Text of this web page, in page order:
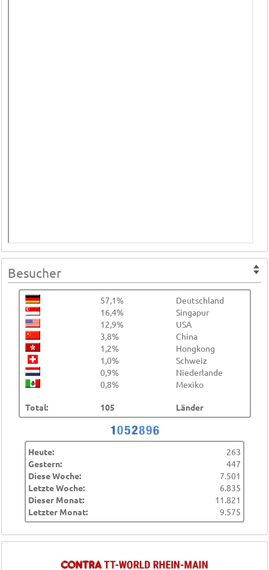
Besucher
57,1%
Deutschland
16,4%
Singapur
12,9%
USA
3,8%
China
1,2%
Hongkong
1,0%
Schweiz
0,9%
Niederlande
0,8%
Mexiko
Total: 105 Länder
Heute:
263
Gestern:
447
Diese Woche:
7.501
Letzte Woche:
6.835
Dieser Monat:
11.821
Letzter Monat:
9.575